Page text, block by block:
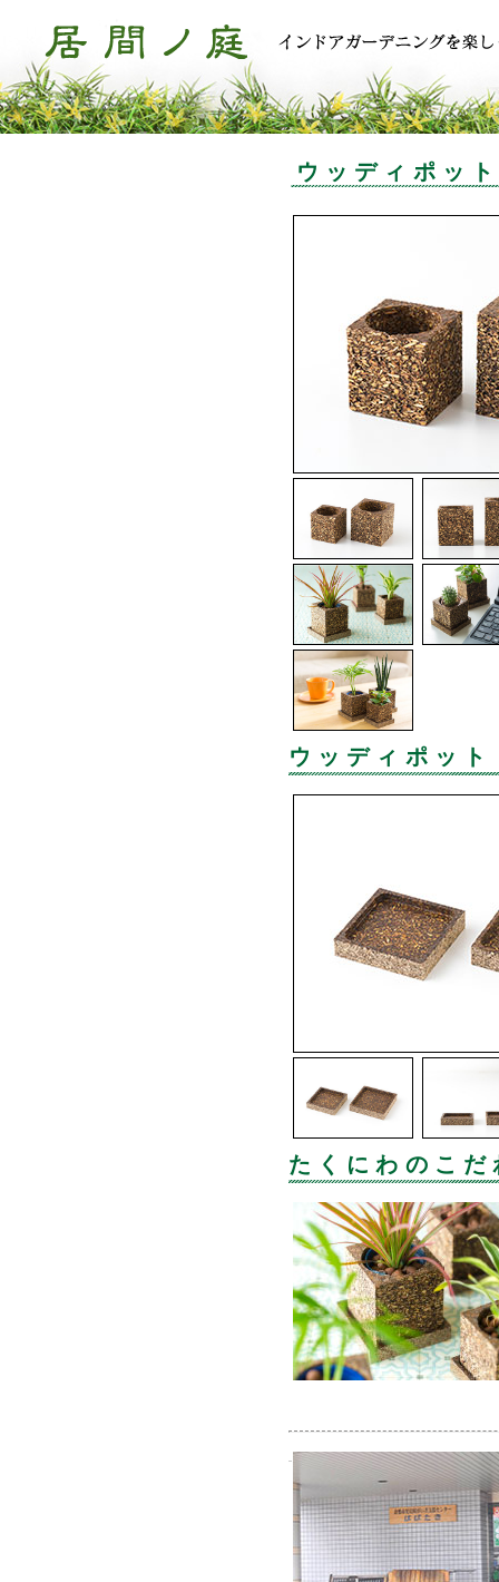
ウッディポッ
ウッディポッ
たくにわのこだ